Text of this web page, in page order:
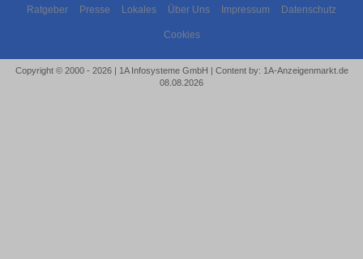
Ratgeber Presse Lokales Über Uns Impressum Datenschutz
Cookies
Copyright © 2000 - 2026 | 1A Infosysteme GmbH | Content by: 1A-Anzeigenmarkt.de
08.08.2026